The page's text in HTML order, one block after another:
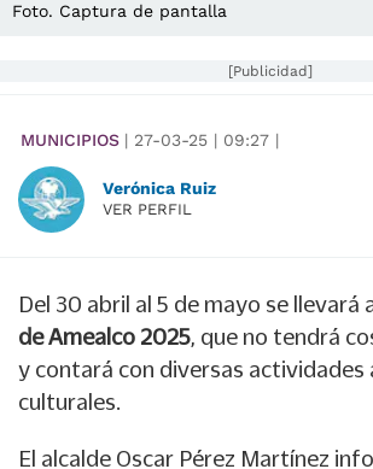
Foto. Captura de pantalla
[Publicidad]
MUNICIPIOS | 27-03-25 | 09:27 |
Verónica Ruiz
VER PERFIL
Del 30 abril al 5 de mayo se llevará
de Amealco 2025, que no tendrá
y contará con diversas actividades
culturales.
El alcalde Oscar Pérez Martínez